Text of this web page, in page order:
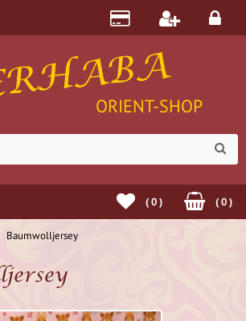
ORIENT-SHOP
(0)
(0)
Baumwolljersey